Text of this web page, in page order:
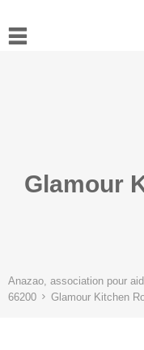
Glamour
Anazao, association pour
66200
Glamour Kitchen
Accueil